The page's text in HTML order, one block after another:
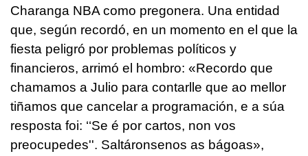
Charanga NBA como pregonera. Una entidad
que, según recordó, en un momento en el que la
fiesta peligró por problemas políticos y
financieros, arrimó el hombro: «Recordo que
chamamos a Julio para contarlle que ao mellor
tiñamos que cancelar a programación, e a súa
resposta foi: ‘‘Se é por cartos, non vos
preocupedes''. Saltáronsenos as bágoas»,